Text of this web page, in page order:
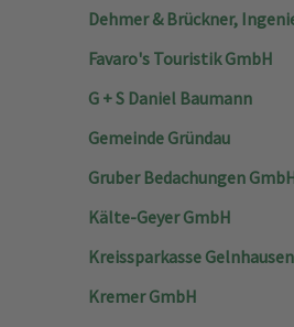
Dehmer & Brückner,
Favaro's Touristik GmbH
G + S Daniel Baumann
Gemeinde Gründau
Gruber Bedachungen
Kälte-Geyer GmbH
Kreissparkasse Gelnhausen
Kremer GmbH